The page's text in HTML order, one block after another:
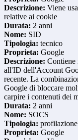
Descrizione: Viene
relative ai cookie
Durata: 2 anni
Nome: SID
Tipologia: tecnico
Proprieta: Google
Descrizione: Contiene
all'ID dell'Account
recente. La
Google di bloccare
carpire i contenuti dei
Durata: 2 anni
Nome: SOCS
Tipologia: profilazione
Proprieta: Google